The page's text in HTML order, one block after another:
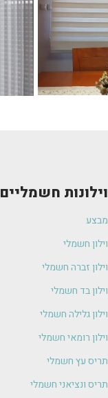
וילונות חשמליים
מבצע
וילון חשמלי
וילון זברה חשמלי
וילון בד חשמלי
וילון גלילה חשמלי
וילון רומאי חשמלי
תריס עץ חשמלי
תריס ונציאני חשמלי